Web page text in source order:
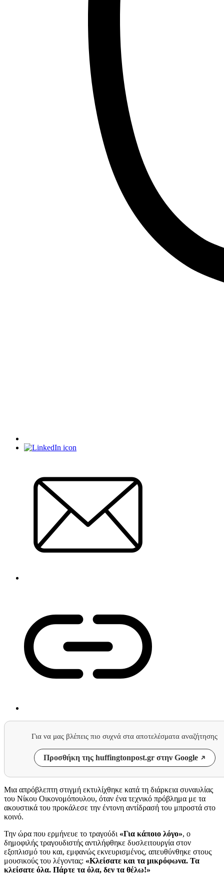
Για να μας βλέπεις πιο συχνά στα αποτελέσματα αναζήτησης
Προσθήκη της huffingtonpost.gr στην Google
Μια απρόβλεπτη στιγμή εκτυλίχθηκε κατά τη διάρκεια συναυλίας
του Νίκου Οικονομόπουλου, όταν ένα τεχνικό πρόβλημα με τα
ακουστικά του προκάλεσε την έντονη αντίδρασή του μπροστά στο
κοινό.
Την ώρα που ερμήνευε το τραγούδι «Για κάποιο λόγο», ο
δημοφιλής τραγουδιστής αντιλήφθηκε δυσλειτουργία στον
εξοπλισμό του και, εμφανώς εκνευρισμένος, απευθύνθηκε στους
μουσικούς του λέγοντας: «Κλείσατε και τα μικρόφωνα. Τα
κλείσατε όλα. Πάρτε τα όλα, δεν τα θέλω!»